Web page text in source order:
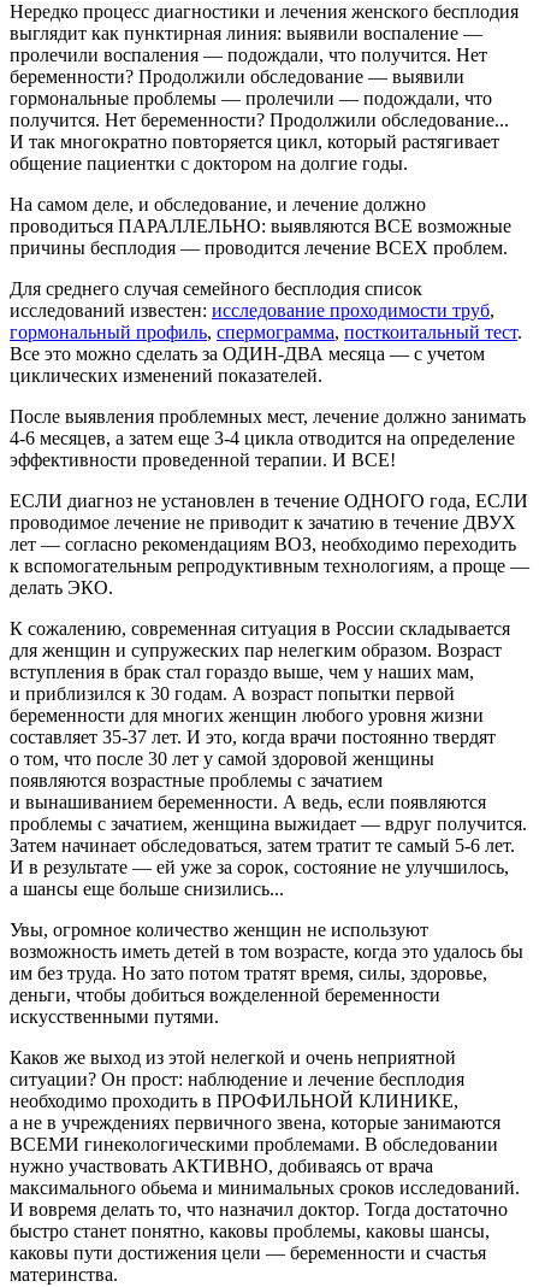
Нередко процесс диагностики и лечения женского бесплодия
выглядит как пунктирная линия: выявили воспаление —
пролечили воспаления — подождали, что получится. Нет
беременности? Продолжили обследование — выявили
гормональные проблемы — пролечили — подождали, что
получится. Нет беременности? Продолжили обследование...
И так многократно повторяется цикл, который растягивает
общение пациентки с доктором на долгие годы.
На самом деле, и обследование, и лечение должно
проводиться ПАРАЛЛЕЛЬНО: выявляются ВСЕ возможные
причины бесплодия — проводится лечение ВСЕХ проблем.
Для среднего случая семейного бесплодия список
исследований известен: исследование проходимости труб,
гормональный профиль, спермограмма, посткоитальный тест.
Все это можно сделать за ОДИН-ДВА месяца — с учетом
циклических изменений показателей.
После выявления проблемных мест, лечение должно занимать
4-6 месяцев, а затем еще 3-4 цикла отводится на определение
эффективности проведенной терапии. И ВСЕ!
ЕСЛИ диагноз не установлен в течение ОДНОГО года, ЕСЛИ
проводимое лечение не приводит к зачатию в течение ДВУХ
лет — согласно рекомендациям ВОЗ, необходимо переходить
к вспомогательным репродуктивным технологиям, а проще —
делать ЭКО.
К сожалению, современная ситуация в России складывается
для женщин и супружеских пар нелегким образом. Возраст
вступления в брак стал гораздо выше, чем у наших мам,
и приблизился к 30 годам. А возраст попытки первой
беременности для многих женщин любого уровня жизни
составляет 35-37 лет. И это, когда врачи постоянно твердят
о том, что после 30 лет у самой здоровой женщины
появляются возрастные проблемы с зачатием
и вынашиванием беременности. А ведь, если появляются
проблемы с зачатием, женщина выжидает — вдруг получится.
Затем начинает обследоваться, затем тратит те самый 5-6 лет.
И в результате — ей уже за сорок, состояние не улучшилось,
а шансы еще больше снизились...
Увы, огромное количество женщин не используют
возможность иметь детей в том возрасте, когда это удалось бы
им без труда. Но зато потом тратят время, силы, здоровье,
деньги, чтобы добиться вожделенной беременности
искусственными путями.
Каков же выход из этой нелегкой и очень неприятной
ситуации? Он прост: наблюдение и лечение бесплодия
необходимо проходить в ПРОФИЛЬНОЙ КЛИНИКЕ,
а не в учреждениях первичного звена, которые занимаются
ВСЕМИ гинекологическими проблемами. В обследовании
нужно участвовать АКТИВНО, добиваясь от врача
максимального обьема и минимальных сроков исследований.
И вовремя делать то, что назначил доктор. Тогда достаточно
быстро станет понятно, каковы проблемы, каковы шансы,
каковы пути достижения цели — беременности и счастья
материнства.